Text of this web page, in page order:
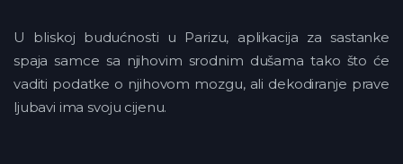
U bliskoj budućnosti u Parizu, aplikacija za sastanke
spaja samce sa njihovim srodnim dušama tako što će
vaditi podatke o njihovom mozgu, ali dekodiranje prave
ljubavi ima svoju cijenu.